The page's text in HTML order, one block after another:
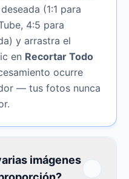
(1:1 para
4:5 para
y arrastra el
en Recortar Todo
ocurre
— tus fotos nunca
imágenes